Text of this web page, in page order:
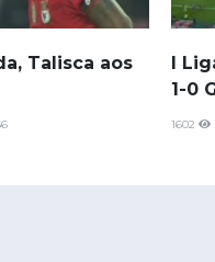
Talisca aos
I
1-0
1602